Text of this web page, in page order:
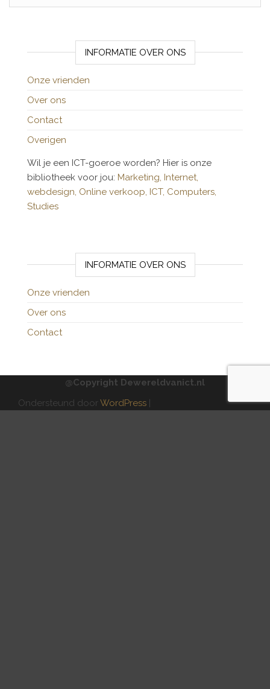
INFORMATIE OVER ONS
Onze vrienden
Over ons
Contact
Overigen
Wil je een ICT-goeroe worden? Hier is onze
bibliotheek voor jou: Marketing, Internet,
webdesign, Online verkoop, ICT, Computers,
Studies
INFORMATIE OVER ONS
Onze vrienden
Over ons
Contact
@Copyright Dewereldvanict.nl
Ondersteund doorWordPress